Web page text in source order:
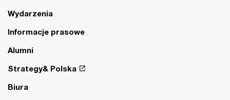
Wydarzenia
Informacje prasowe
Alumni
Strategy& Polska
Biura